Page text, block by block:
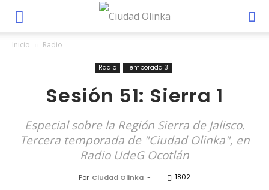
Inicio Radio
Radio Temporada 3
Sesión 51: Sierra 1
Especial sobre la Región Sierra de Jalisco.
Tercera temporada de "Ciudad Olinka", en
Radio UdeG Ocotlán
Por Ciudad Olinka - 1802